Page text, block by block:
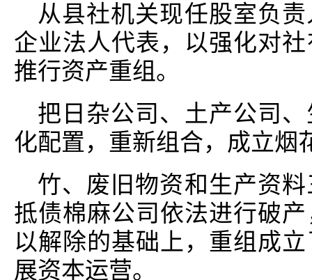
从县社机关现任股室负
企业法人代表，以强化对
推行资产重组。
把日杂公司、土产公司
化配置，重新组合，成立烟
竹、废旧物资和生产资
抵债棉麻公司依法进行破
以解除的基础上，重组成
展资本运营。